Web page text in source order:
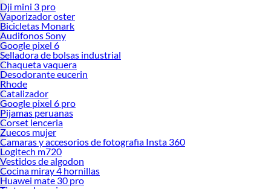
Dji mini 3 pro
Vaporizador oster
Bicicletas Monark
Audifonos Sony
Google pixel 6
Selladora de bolsas industrial
Chaqueta vaquera
Desodorante eucerin
Rhode
Catalizador
Google pixel 6 pro
Pijamas peruanas
Corset lenceria
Zuecos mujer
Camaras y accesorios de fotografia Insta 360
Logitech m720
Vestidos de algodon
Cocina miray 4 hornillas
Huawei mate 30 pro